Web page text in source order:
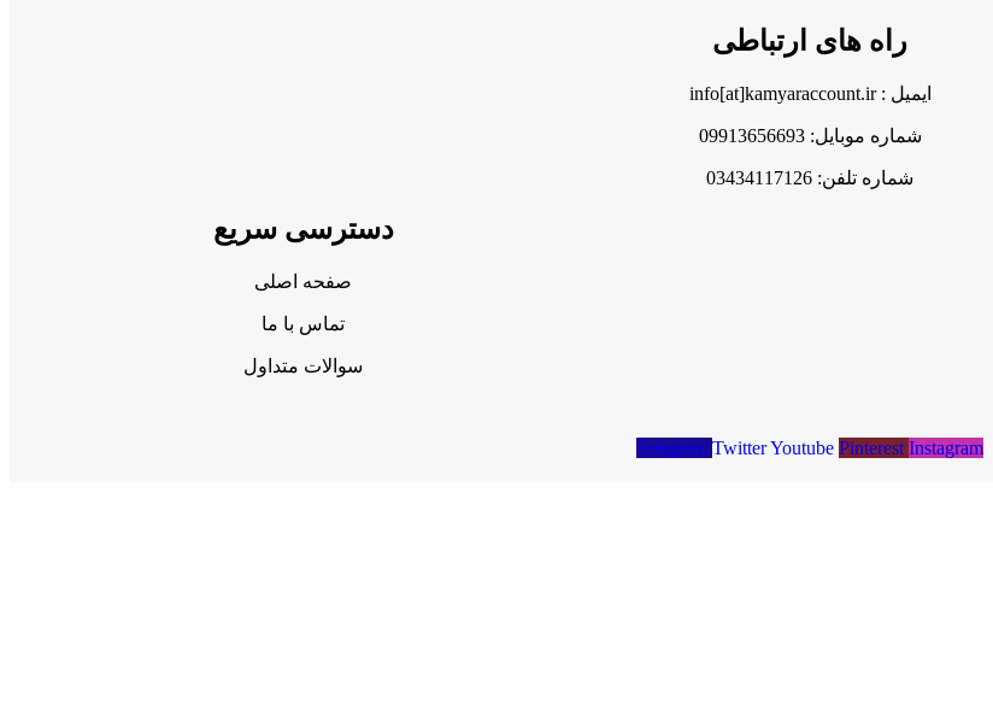
راه های ارتباطی
ایمیل : info[at]kamyaraccount.ir
شماره موبایل: 09913656693
شماره تلفن: 03434117126
دسترسی سریع
صفحه اصلی
تماس با ما
سوالات متداول
Telegram TwitterYoutube Pinterest Instagram